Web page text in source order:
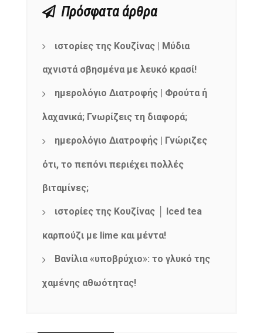
Πρόσφατα άρθρα
ιστορίες της Κουζίνας | Μύδια
αχνιστά σβησμένα με λευκό κρασί!
ημερολόγιο Διατροφής | Φρούτα ή
λαχανικά; Γνωρίζεις τη διαφορά;
ημερολόγιο Διατροφής | Γνώριζες
ότι, το πεπόνι περιέχει πολλές
βιταμίνες;
ιστορίες της Κουζίνας │ Iced tea
καρπούζι με lime και μέντα!
Βανίλια «υποβρύχιο»: το γλυκό της
χαμένης αθωότητας!